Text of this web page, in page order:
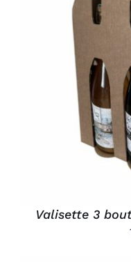
DÉTAILS
Valisette 3